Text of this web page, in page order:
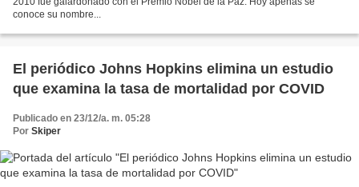
conoce su nombre...
El periódico Johns Hopkins elimina un estudio
que examina la tasa de mortalidad por COVID
Publicado en 23/12/a. m. 05:28
Por Skiper